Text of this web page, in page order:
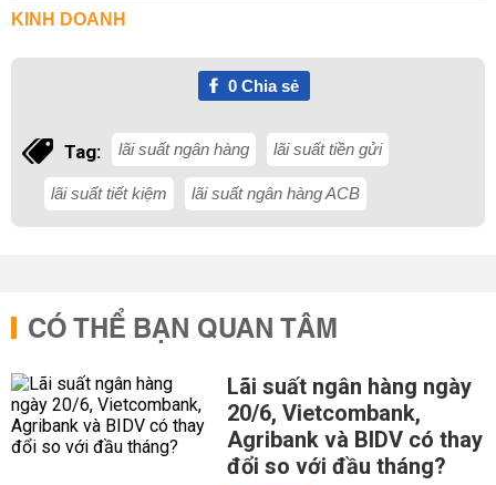
KINH DOANH
0Chia sẻ
Tag: lãi suất ngân hàng lãi suất tiền gửi
lãi suất tiết kiệm lãi suất ngân hàng ACB
CÓ THỂ BẠN QUAN TÂM
Lãi suất ngân hàng ngày
20/6, Vietcombank,
Agribank và BIDV có thay
đổi so với đầu tháng?